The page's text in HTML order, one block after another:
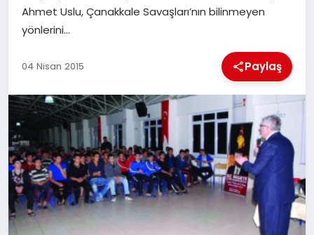
İLETIŞIM
KÜNYE
Ahmet Uslu, Çanakkale Savaşları’nın bilinmeyen
yönlerini…
04 Nisan 2015 Paylaş